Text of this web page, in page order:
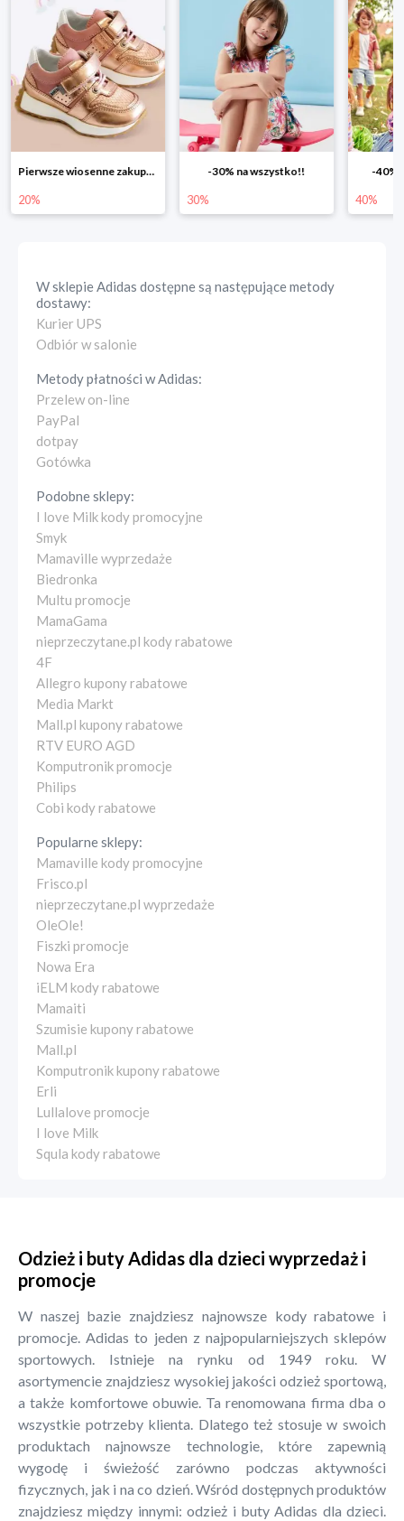
Pierwsze wiosenne zakupy -20%
20%
-30% na wszystko!!
30%
-40%
40%
W sklepieAdidas dostępne są następujące metody
dostawy:
Kurier UPS
Odbiór w salonie
Metody płatności wAdidas:
Przelew on-line
PayPal
dotpay
Gotówka
Podobne sklepy:
I love Milk kody promocyjne
Smyk
Mamaville wyprzedaże
Biedronka
Multu promocje
MamaGama
nieprzeczytane.pl kody rabatowe
4F
Allegro kupony rabatowe
Media Markt
Mall.pl kupony rabatowe
RTV EURO AGD
Komputronik promocje
Philips
Cobi kody rabatowe
Popularne sklepy:
Mamaville kody promocyjne
Frisco.pl
nieprzeczytane.pl wyprzedaże
OleOle!
Fiszki promocje
Nowa Era
iELM kody rabatowe
Mamaiti
Szumisie kupony rabatowe
Mall.pl
Komputronik kupony rabatowe
Erli
Lullalove promocje
I love Milk
Squla kody rabatowe
Odzież i buty Adidas dla dzieci wyprzedaż i
promocje
W naszej bazie znajdziesz najnowsze kody rabatowe i
promocje. Adidas to jeden z najpopularniejszych sklepów
sportowych. Istnieje na rynku od 1949 roku. W
asortymencie znajdziesz wysokiej jakości odzież sportową,
a także komfortowe obuwie. Ta renomowana firma dba o
wszystkie potrzeby klienta. Dlatego też stosuje w swoich
produktach najnowsze technologie, które zapewnią
wygodę i świeżość zarówno podczas aktywności
fizycznych, jak i na co dzień. Wśród dostępnych produktów
znajdziesz między innymi: odzież i buty Adidas dla dzieci.